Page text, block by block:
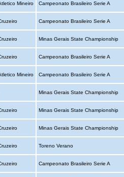
Mineiro Campeonato Brasileiro Serie A
Campeonato Brasileiro Serie A
Minas Gerais State Championship
Campeonato Brasileiro Serie A
Mineiro Campeonato Brasileiro Serie A
Minas Gerais State Championship
Minas Gerais State Championship
Minas Gerais State Championship
Toreno Verano
Campeonato Brasileiro Serie A